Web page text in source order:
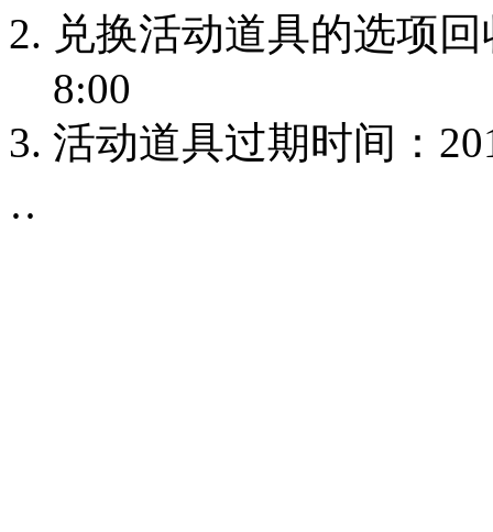
兑换活动道具的选项
8:00
活动道具过期时间：
··